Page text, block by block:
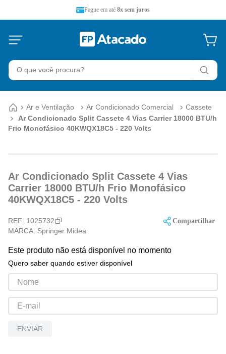
Pague em até 8x sem juros
O que você procura?
Ar e Ventilação Ar Condicionado Comercial
Cassete
Ar Condicionado Split Cassete 4 Vias Carrier 18000 BTU/h
Frio Monofásico 40KWQX18C5 - 220 Volts
Ar Condicionado Split Cassete 4 Vias
Carrier 18000 BTU/h Frio Monofásico
40KWQX18C5 - 220 Volts
REF: 1025732
MARCA: Springer Midea
Compartilhar
Este produto não está disponível no momento
Quero saber quando estiver disponível
ENVIAR